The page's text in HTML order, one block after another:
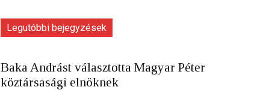
Legutóbbi bejegyzések
Baka Andrást választotta Magyar Péter
köztársasági elnöknek